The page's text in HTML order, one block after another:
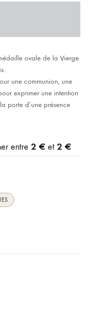
ovale de la Vierge
une communion, une
exprimer une intention
porte d’une présence
entre 2 € et 2 €